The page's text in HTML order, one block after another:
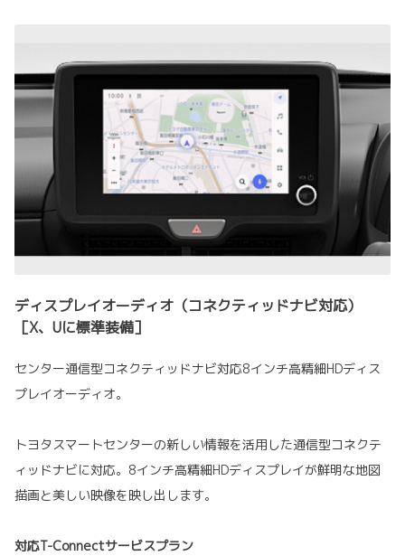
ディスプレイオーディオ（コネクティッドナビ対応）
［X、Uに標準装備］
センター通信型コネクティッドナビ対応8インチ高精細HDディス
プレイオーディオ。
トヨタスマートセンターの新しい情報を活用した通信型コネクテ
ィッドナビに対応。8インチ高精細HDディスプレイが鮮明な地図
描画と美しい映像を映し出します。
対応T-Connectサービスプラン